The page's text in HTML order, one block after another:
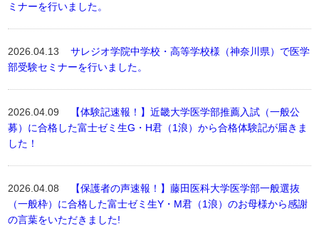
ミナーを行いました。
2026.04.13サレジオ学院中学校・高等学校様（神奈川県）で医学
部受験セミナーを行いました。
2026.04.09
【体験記速報！】近畿大学医学部推薦入試（一般公
募）に合格した富士ゼミ生G・H君（1浪）から合格体験記が届きま
した！
2026.04.08
【保護者の声速報！】藤田医科大学医学部一般選抜
（一般枠）に合格した富士ゼミ生Y・M君（1浪）のお母様から感謝
の言葉をいただきました!